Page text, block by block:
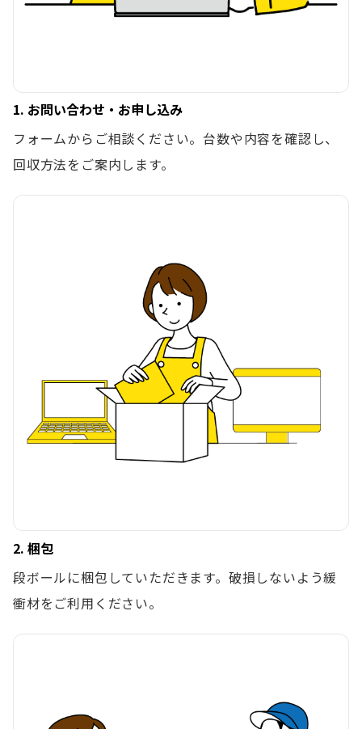
1. お問い合わせ・お申し込み
フォームからご相談ください。台数や内容を確認し、
回収方法をご案内します。
2. 梱包
段ボールに梱包していただきます。破損しないよう緩
衝材をご利用ください。